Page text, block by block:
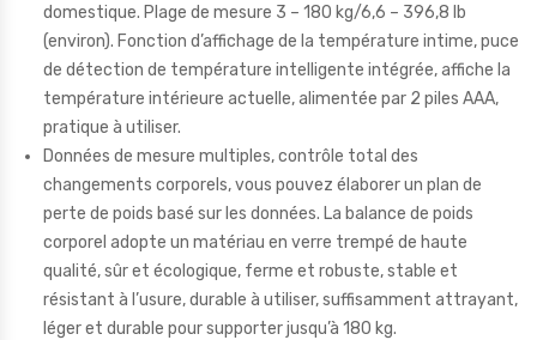
domestique. Plage de mesure 3 – 180 kg/6,6 – 396,8 lb
(environ). Fonction d’affichage de la température intime, puce
de détection de température intelligente intégrée, affiche la
température intérieure actuelle, alimentée par 2 piles AAA,
pratique à utiliser.
Données de mesure multiples, contrôle total des
changements corporels, vous pouvez élaborer un plan de
perte de poids basé sur les données. La balance de poids
corporel adopte un matériau en verre trempé de haute
qualité, sûr et écologique, ferme et robuste, stable et
résistant à l’usure, durable à utiliser, suffisamment attrayant,
léger et durable pour supporter jusqu’à 180 kg.